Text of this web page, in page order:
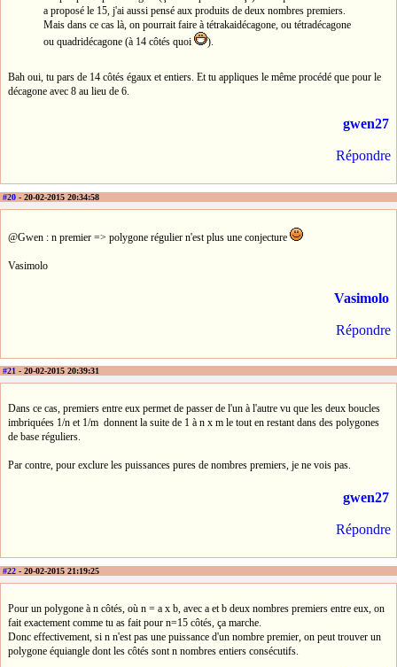
a proposé le 15, j'ai aussi pensé aux produits de deux nombres premiers.
Mais dans ce cas là, on pourrait faire à tétrakaidécagone, ou tétradécagone
ou quadridécagone (à 14 côtés quoi
).
Bah oui, tu pars de 14 côtés égaux et entiers. Et tu appliques le même procédé que pour le
décagone avec 8 au lieu de 6.
gwen27
Répondre
#20 - 20-02-2015 20:34:58
@Gwen : n premier => polygone régulier n'est plus une conjecture
Vasimolo
Vasimolo
Répondre
#21 - 20-02-2015 20:39:31
Dans ce cas, premiers entre eux permet de passer de l'un à l'autre vu que les deux boucles
imbriquées 1/n et 1/m donnent la suite de 1 à n x m le tout en restant dans des polygones
de base réguliers.
Par contre, pour exclure les puissances pures de nombres premiers, je ne vois pas.
gwen27
Répondre
#22 - 20-02-2015 21:19:25
Pour un polygone à n côtés, où n = a x b, avec a et b deux nombres premiers entre eux, on
fait exactement comme tu as fait pour n=15 côtés, ça marche.
Donc effectivement, si n n'est pas une puissance d'un nombre premier, on peut trouver un
polygone équiangle dont les côtés sont n nombres entiers consécutifs.